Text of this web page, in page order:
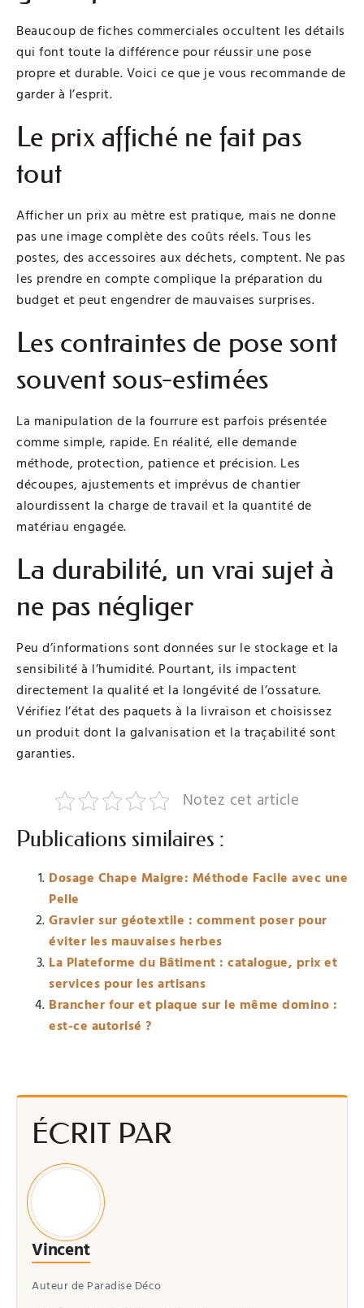
Beaucoup de fiches commerciales occultent les détails
qui font toute la différence pour réussir une pose
propre et durable. Voici ce que je vous recommande de
garder à l’esprit.
Le prix affiché ne fait pas
tout
Afficher un prix au mètre est pratique, mais ne donne
pas une image complète des coûts réels. Tous les
postes, des accessoires aux déchets, comptent. Ne pas
les prendre en compte complique la préparation du
budget et peut engendrer de mauvaises surprises.
Les contraintes de pose sont
souvent sous-estimées
La manipulation de la fourrure est parfois présentée
comme simple, rapide. En réalité, elle demande
méthode, protection, patience et précision. Les
découpes, ajustements et imprévus de chantier
alourdissent la charge de travail et la quantité de
matériau engagée.
La durabilité, un vrai sujet à
ne pas négliger
Peu d’informations sont données sur le stockage et la
sensibilité à l’humidité. Pourtant, ils impactent
directement la qualité et la longévité de l’ossature.
Vérifiez l’état des paquets à la livraison et choisissez
un produit dont la galvanisation et la traçabilité sont
garanties.
Notez cet article
Publications similaires :
Dosage Chape Maigre: Méthode Facile avec une
Pelle
Gravier sur géotextile : comment poser pour
éviter les mauvaises herbes
La Plateforme du Bâtiment : catalogue, prix et
services pour les artisans
Brancher four et plaque sur le même domino :
est-ce autorisé ?
ÉCRIT PAR
Vincent
Auteur de Paradise Déco